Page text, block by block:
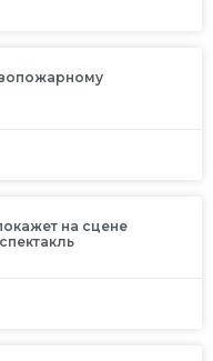
на сцене